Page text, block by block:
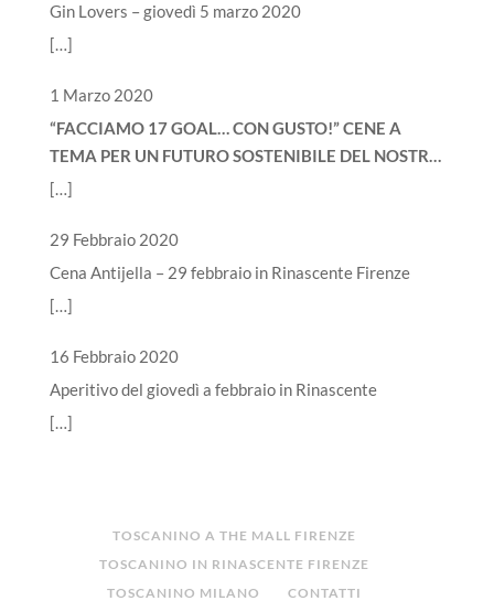
Gin Lovers – giovedì 5 marzo 2020
[…]
1 Marzo 2020
“FACCIAMO 17 GOAL… CON GUSTO!” CENE A
TEMA PER UN FUTURO SOSTENIBILE DEL NOSTRO
PIANETA
[…]
29 Febbraio 2020
Cena Antijella – 29 febbraio in Rinascente Firenze
[…]
16 Febbraio 2020
Aperitivo del giovedì a febbraio in Rinascente
[…]
TOSCANINO A THE MALL FIRENZE
TOSCANINO IN RINASCENTE FIRENZE
TOSCANINO MILANO
CONTATTI